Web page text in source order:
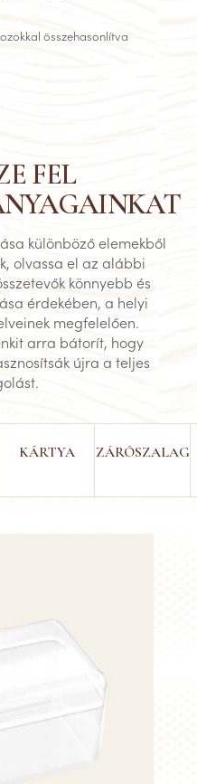
összehasonlítva
FEL
különböző elemekből
olvassa el az alábbi
könnyebb és
érdekében, a helyi
megfelelően.
arra bátorít, hogy
újra a teljes
KÁRTYA ZÁRÓSZALAG